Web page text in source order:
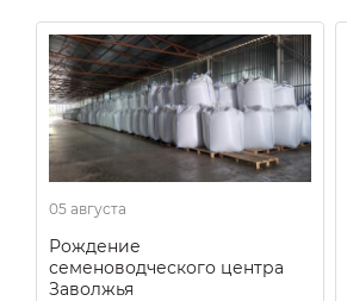
05 августа
Рождение
семеноводческого центра
Заволжья